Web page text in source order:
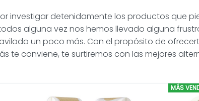
investigar detenidamente los productos que
alguna vez nos hemos llevado alguna
un poco más. Con el propósito de
te conviene, te surtiremos con las mejores
MÁS